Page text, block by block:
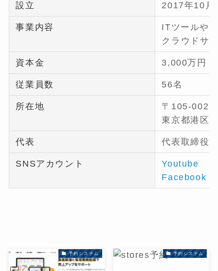
設立 2017年10月
事業内容
ITツールや
クラウドサ
資本金 3,000万円
従業員数 56名
所在地
〒105-0022
東京都港区
代表 代表取締役
SNSアカウント
Youtube
Facebook
予約システム 予約システム